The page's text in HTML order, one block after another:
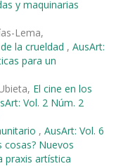
y maquinarias
Lema,
la crueldad , AusArt:
para un
El cine en los
Vol. 2 Núm. 2
, AusArt: Vol. 6
cosas? Nuevos
praxis artística